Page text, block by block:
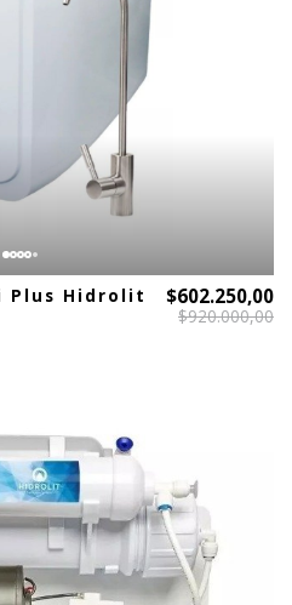
Plus Hidrolit $602.250,00
$920.000,00